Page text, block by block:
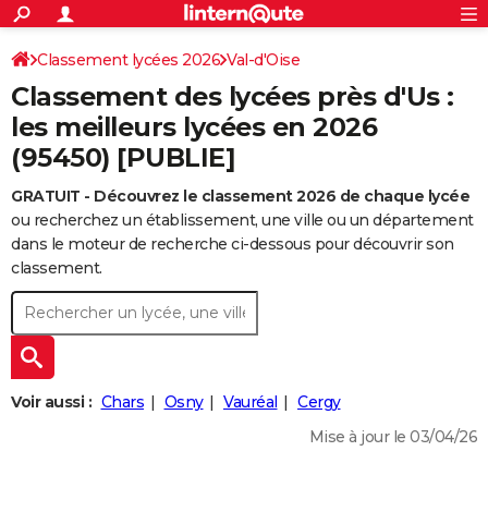
ACTUALITÉS
Politique
Société
Faits Divers
Education
Monde
Villes
+
SPORT
Coupe du monde 2026
Football
Tennis
Cyclisme
Rugby
Forum
CULTURE
Programme TV
TNT
Streaming
Cinéma
Sorties cinéma
Musique
+
FINANCE
Retraite
Impôts
Epargne
Immobilier
Risques naturels par ville
Banque
Assurance
Crédit
AUTO
Essais
Réserver un essai
Citadines
Berlines
SUV
Forum auto
+
HIGH-TECH
BRICOLAGE
Forum
Aménagement intérieur
Extérieur
Cuisine
Salle de bains
Jardinage
Rangement
+WEEK-END
Guides de France
Escapades
Patrimoine
Expositions
Musées
Week-end nature
+
LIFESTYLE
S'inscrire
Connexion
Classement lycées 2026 Val-d'Oise
Classement des lycées près d'Us :
les meilleurs lycées en 2026
(95450) [PUBLIE]
GRATUIT - Découvrez le classement 2026 de chaque lycée
ou recherchez un établissement, une ville ou un département
dans le moteur de recherche ci-dessous pour découvrir son
classement.
Voir aussi : Chars Osny Vauréal
Cergy
Mise à jour le 03/04/26